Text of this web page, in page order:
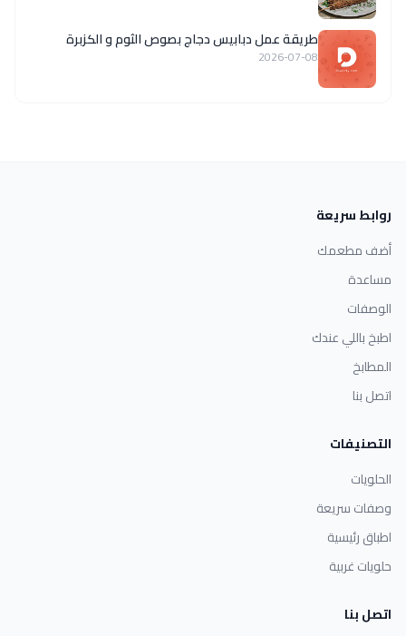
طريقة عمل دبابيس دجاج بصوص الثوم و الكزبرة
2026-07-08
روابط سريعة
أضف مطعمك
مساعدة
الوصفات
اطبخ باللي عندك
المطابخ
اتصل بنا
التصنيفات
الحلويات
وصفات سريعة
اطباق رئيسية
حلويات غربية
اتصل بنا